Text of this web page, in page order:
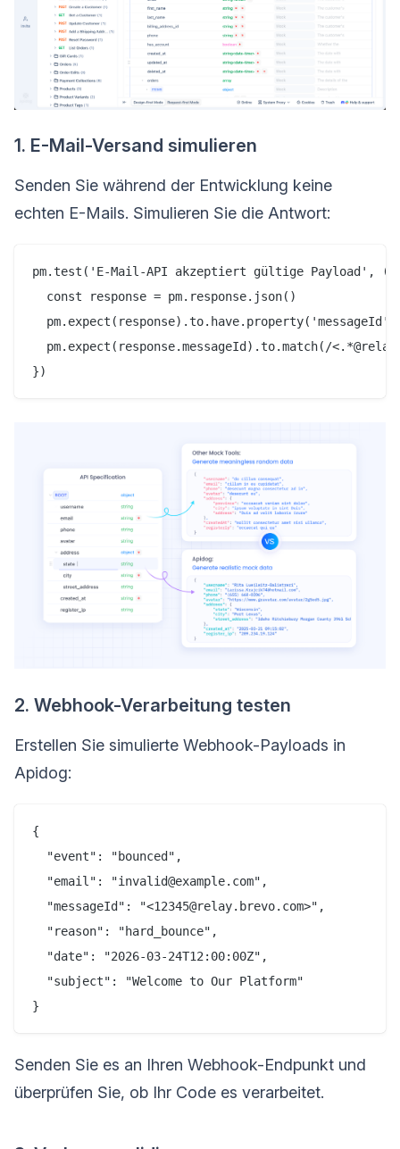
1. E-Mail-Versand simulieren
Senden Sie während der Entwicklung keine
echten E-Mails. Simulieren Sie die Antwort:
pm.test('E-Mail-API akzeptiert gültige Payload',
  const response = pm.response.json()
  pm.expect(response).to.have.property('messageId')
pm.expect(response.messageId).to.match(/
2. Webhook-Verarbeitung testen
Erstellen Sie simulierte Webhook-Payloads in
Apidog:
{
  "event": "bounced",
  "email": "invalid@example.com",
  "messageId": "<12345@relay.brevo.com>",
  "reason": "hard_bounce",
  "date": "2026-03-24T12:00:00Z",
  "subject": "Welcome to Our Platform"
Senden Sie es an Ihren Webhook-Endpunkt und
überprüfen Sie, ob Ihr Code es verarbeitet.